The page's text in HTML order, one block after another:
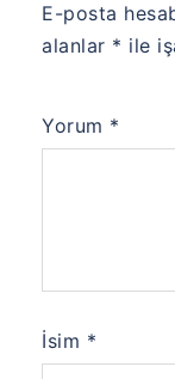
E-posta
alanlar * ile
Yorum *
İsim *